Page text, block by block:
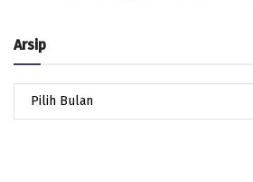
Arsip
Arsip